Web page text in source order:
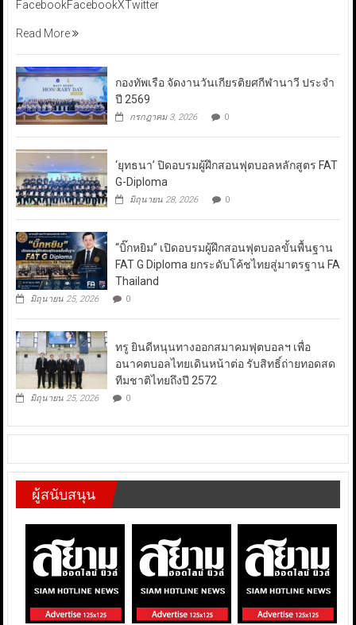
FacebookFacebookXTwitter
Read More
กองทัพเรือ จัดงานวันเกียรติยศกีฬานาวี ประจำ
ปี 2569
กรกฎาคม 3, 2026 0
‘ยุทธนา’ ปิดอบรมผู้ฝึกสอนฟุตบอลหลักสูตร FAT
G-Diploma
มิถุนายน 28, 2026 0
“บิ๊กหยิม” เปิดอบรมผู้ฝึกสอนฟุตบอลขั้นพื้นฐาน
FAT G Diploma ยกระดับโค้ชไทยสู่มาตรฐาน FA
Thailand
มิถุนายน 25, 2026 0
ทรู ยินดีหนุนทางออกสมาคมฟุตบอลฯ เพื่อ
อนาคตบอลไทยเดินหน้าต่อ รับสิทธิ์ถ่ายทอดสด
ทีมชาติไทยถึงปี 2572
มิถุนายน 25, 2026 0
ผู้สนับสนุน